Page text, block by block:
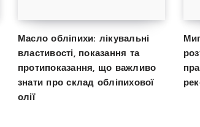
Масло обліпихи: лікувальні
властивості, показання та
протипоказання, що важливо
знати про склад обліпихової
олії